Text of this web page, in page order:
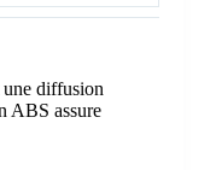
une diffusion
ABS assure